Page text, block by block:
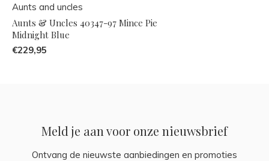
Aunts and uncles
Aunts & Uncles 40347-97 Mince Pie
Midnight Blue
€229,95
Meld je aan voor onze nieuwsbrief
Ontvang de nieuwste aanbiedingen en promoties